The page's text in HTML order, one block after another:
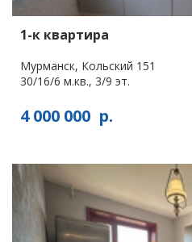
1-к квартира
Мурманск, Кольский 151
30/16/6 м.кв., 3/9 эт.
4 000 000 р.